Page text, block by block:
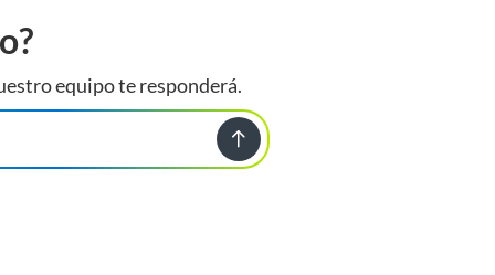
equipo te responderá.